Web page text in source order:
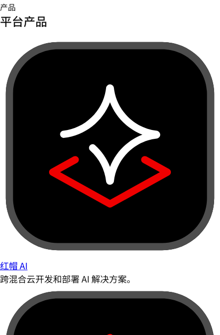
产品
平台产品
红帽 AI
跨混合云开发和部署 AI 解决方案。